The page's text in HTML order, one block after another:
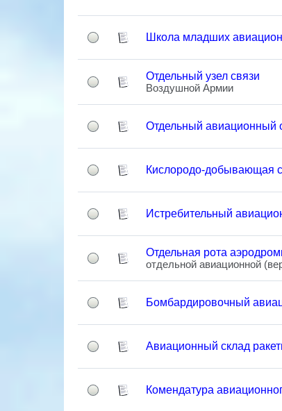
Школа младших
Отдельный узел связи
Воздушной Армии
Отдельный авиационный
Кислородо-добывающая
Истребительный
Отдельная рота
отдельной авиационной
Бомбардировочный
Авиационный склад
Комендатура